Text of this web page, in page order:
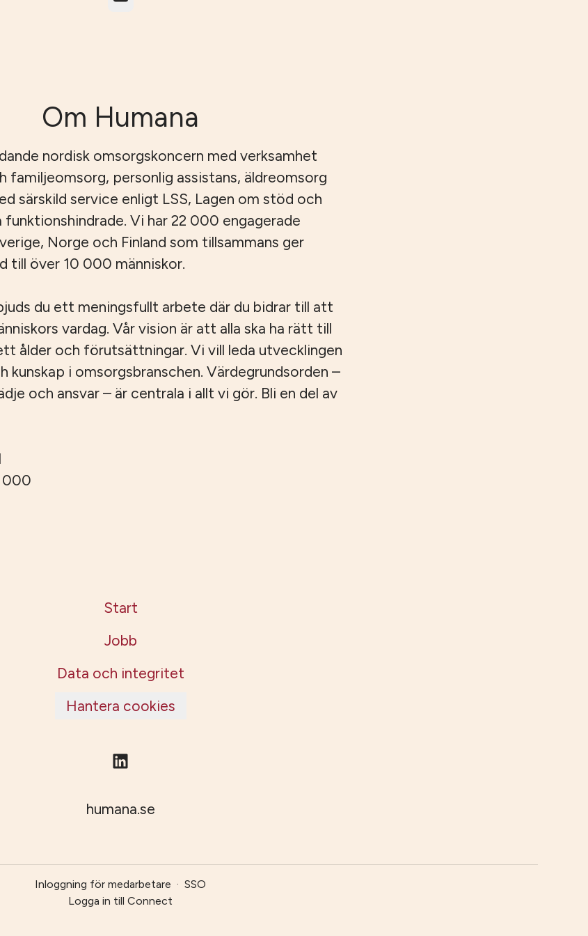
Om Humana
nordisk omsorgskoncern med verksamhet
familjeomsorg, personlig assistans, äldreomsorg
särskild service enligt LSS, Lagen om stöd och
Vi har 22 000 engagerade
Norge och Finland som tillsammans ger
till över 10 000 människor.
du ett meningsfullt arbete där du bidrar till att
vardag. Vår vision är att alla ska ha rätt till
ålder och förutsättningar. Vi vill leda utvecklingen
kunskap i omsorgsbranschen. Värdegrundsorden –
och ansvar – är centrala i allt vi gör. Bli en del av
000
Start
Jobb
Data och integritet
Hantera cookies
humana.se
Inloggning för medarbetare · SSO
Logga in till Connect